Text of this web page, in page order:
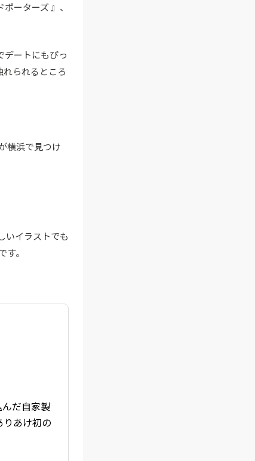
ーターズ 』、
デートにもぴっ
られるところ
横浜で見つけ
いイラストでも
。
だ自家製
あけ初の